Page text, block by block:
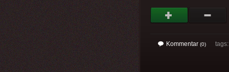
Kommentar (0) tags: